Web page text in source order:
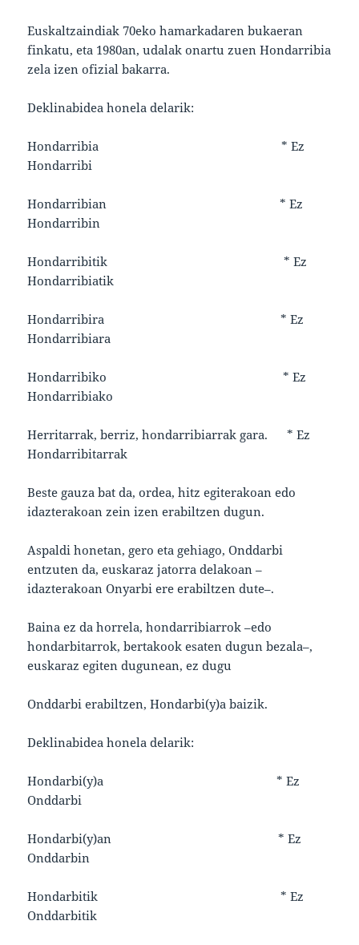
Euskaltzaindiak 70eko hamarkadaren bukaeran
finkatu, eta 1980an, udalak onartu zuen Hondarribia
zela izen ofizial bakarra.
Deklinabidea honela delarik:
Hondarribia * Ez
Hondarribi
Hondarribian * Ez
Hondarribin
Hondarribitik * Ez
Hondarribiatik
Hondarribira * Ez
Hondarribiara
Hondarribiko * Ez
Hondarribiako
Herritarrak, berriz, hondarribiarrak gara. * Ez
Hondarribitarrak
Beste gauza bat da, ordea, hitz egiterakoan edo
idazterakoan zein izen erabiltzen dugun.
Aspaldi honetan, gero eta gehiago, Onddarbi
entzuten da, euskaraz jatorra delakoan –
idazterakoan Onyarbi ere erabiltzen dute–.
Baina ez da horrela, hondarribiarrok –edo
hondarbitarrok, bertakook esaten dugun bezala–,
euskaraz egiten dugunean, ez dugu
Onddarbi erabiltzen, Hondarbi(y)a baizik.
Deklinabidea honela delarik:
Hondarbi(y)a * Ez
Onddarbi
Hondarbi(y)an * Ez
Onddarbin
Hondarbitik * Ez
Onddarbitik